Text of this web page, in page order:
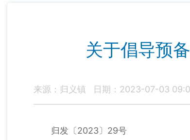
关于倡导预
来源：归义镇 日期：2023-07-03
归发〔2023〕29号